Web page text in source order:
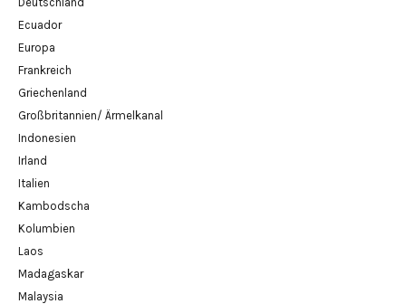
Ecuador
Europa
Frankreich
Griechenland
Großbritannien/ Ärmelkanal
Indonesien
Irland
Italien
Kambodscha
Kolumbien
Laos
Madagaskar
Malaysia